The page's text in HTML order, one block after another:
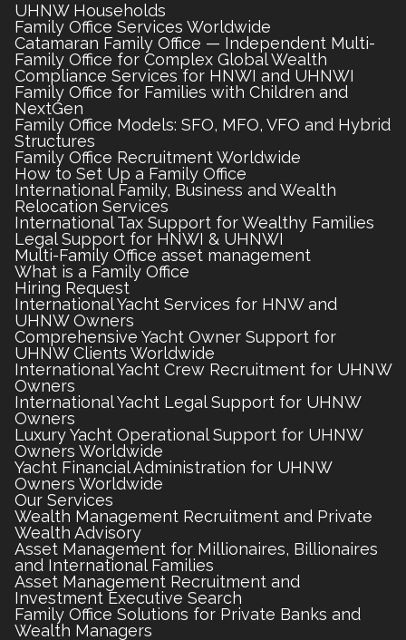
UHNW Households
Family Office Services Worldwide
Catamaran Family Office — Independent Multi-
Family Office for Complex Global Wealth
Compliance Services for HNWI and UHNWI
Family Office for Families with Children and
NextGen
Family Office Models: SFO, MFO, VFO and Hybrid
Structures
Family Office Recruitment Worldwide
How to Set Up a Family Office
International Family, Business and Wealth
Relocation Services
International Tax Support for Wealthy Families
Legal Support for HNWI & UHNWI
Multi-Family Office asset management
What is a Family Office
Hiring Request
International Yacht Services for HNW and
UHNW Owners
Comprehensive Yacht Owner Support for
UHNW Clients Worldwide
International Yacht Crew Recruitment for UHNW
Owners
International Yacht Legal Support for UHNW
Owners
Luxury Yacht Operational Support for UHNW
Owners Worldwide
Yacht Financial Administration for UHNW
Owners Worldwide
Our Services
Wealth Management Recruitment and Private
Wealth Advisory
Asset Management for Millionaires, Billionaires
and International Families
Asset Management Recruitment and
Investment Executive Search
Family Office Solutions for Private Banks and
Wealth Managers